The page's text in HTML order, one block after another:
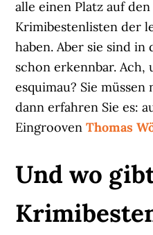
alle einen Platz auf
Krimibestenlisten der
haben. Aber sie sind in
schon erkennbar.
esquimau? Sie
dann erfahren Sie es:
EingroovenThomas
Und wo